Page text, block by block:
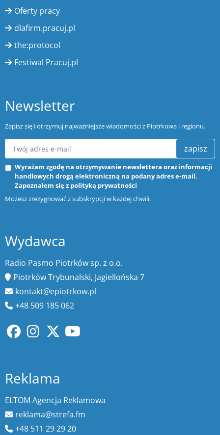
Oferty pracy
dlafirm.pracuj.pl
the:protocol
Festiwal Pracuj.pl
Newsletter
Zapisz się i otrzymuj najważniejsze wiadomości z Piotrkowa i regionu.
zapisz
Wyrażam zgodę na otrzymywanie newslettera oraz informacji
handlowych drogą elektroniczną na podany adres e-mail.
Zapoznałem się z polityką prywatności
Możesz zrezygnować z subskrypcji w każdej chwili.
Wydawca
Radio Pasmo Piotrków sp. z o.o.
Piotrków Trybunalski, Jagiellońska 7
kontakt@epiotrkow.pl
+48 509 185 062
Reklama
ELTOM Agencja Reklamowa
reklama@strefa.fm
+48 511 29 29 20